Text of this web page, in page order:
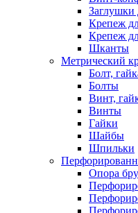
Заглушки
Крепеж
Крепеж
Шканты
Метрический
Болт,
Болты
Винт,
Винты
Гайки
Шайбы
Шпильки
Опора